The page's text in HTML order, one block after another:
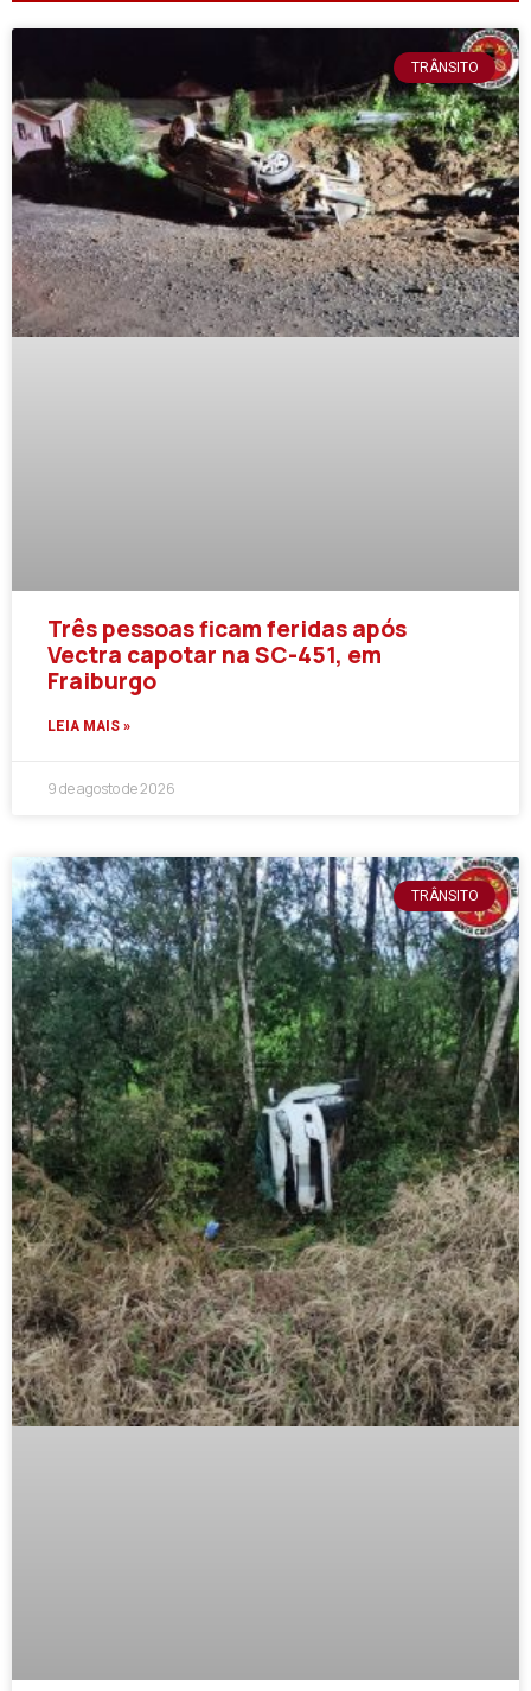
TRÂNSITO
Três pessoas ficam feridas após
Vectra capotar na SC-451, em
Fraiburgo
LEIA MAIS »
9 de agosto de 2026
TRÂNSITO